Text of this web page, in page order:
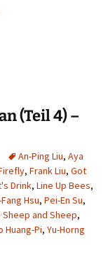
aus Taiwan
(Teil 4) –
An-Ping Liu, Aya
, Frank Liu, Got
Drink, Line Up Bees,
Hsu, Pei-En Su,
Sheep and Sheep,
Huang-Pi, Yu-Horng